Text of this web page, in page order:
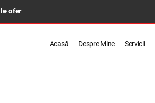
ofer
Acasă Despre Mine Servicii